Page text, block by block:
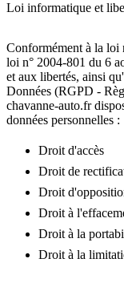
Loi informatique et
Conformément à la loi
loi n° 2004-801 du 6
et aux libertés, ainsi
Données (RGPD -
chavanne-auto.fr
données personnelles :
Droit d'accès
Droit de
Droit
Droit à
Droit à la
Droit à la